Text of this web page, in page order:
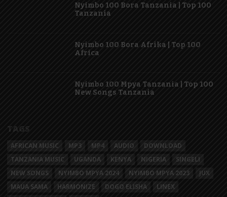
Nyimbo 100 Bora Tanzania | Top 100
Tanzania
Nyimbo 100 Bora Afrika | Top 100
Africa
Nyimbo 100 Mpya Tanzania | Top 100
New Songs Tanzania
TAGS
AFRICAN MUSIC MP3 MP4 AUDIO
DOWNLOAD
TANZANIA MUSIC
UGANDA KENYA NIGERIA
SINGELI
NEW SONGS
NYIMBO MPYA 2024 NYIMBO MPYA 2023
JUX
MAUA SAMA
HARMONIZE DOGO ELISHA
LINEX